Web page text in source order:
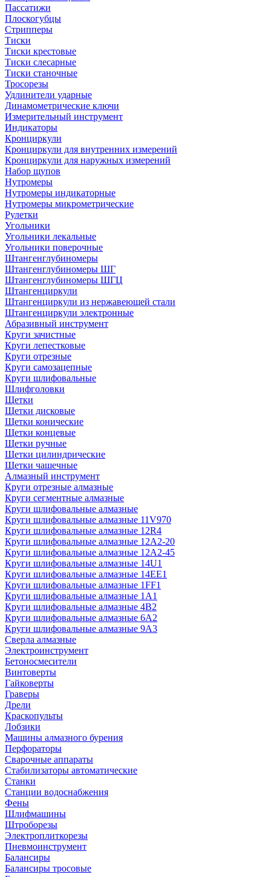
Пассатижи
Плоскогубцы
Стрипперы
Тиски
Тиски крестовые
Тиски слесарные
Тиски станочные
Тросорезы
Удлинители ударные
Динамометрические ключи
Измерительный инструмент
Индикаторы
Кронциркули
Кронциркули для внутренних измерений
Кронциркули для наружных измерений
Набор щупов
Нутромеры
Нутромеры индикаторные
Нутромеры микрометрические
Рулетки
Угольники
Угольники лекальные
Угольники поверочные
Штангенглубиномеры
Штангенглубиномеры ШГ
Штангенглубиномеры ШГЦ
Штангенциркули
Штангенциркули из нержавеющей стали
Штангенциркули электронные
Абразивный инструмент
Круги зачистные
Круги лепестковые
Круги отрезные
Круги самозацепные
Круги шлифовальные
Шлифголовки
Щетки
Щетки дисковые
Щетки конические
Щетки концевые
Щетки ручные
Щетки цилиндрические
Щетки чашечные
Алмазный инструмент
Круги отрезные алмазные
Круги сегментные алмазные
Круги шлифовальные алмазные
Круги шлифовальные алмазные 11V970
Круги шлифовальные алмазные 12R4
Круги шлифовальные алмазные 12А2-20
Круги шлифовальные алмазные 12А2-45
Круги шлифовальные алмазные 14U1
Круги шлифовальные алмазные 14ЕЕ1
Круги шлифовальные алмазные 1FF1
Круги шлифовальные алмазные 1А1
Круги шлифовальные алмазные 4В2
Круги шлифовальные алмазные 6A2
Круги шлифовальные алмазные 9А3
Сверла алмазные
Электроинструмент
Бетоносмесители
Винтоверты
Гайковерты
Граверы
Дрели
Краскопульты
Лобзики
Машины алмазного бурения
Перфораторы
Сварочные аппараты
Стабилизаторы автоматические
Станки
Станции водоснабжения
Фены
Шлифмашины
Штроборезы
Электроплиткорезы
Пневмоинструмент
Балансиры
Балансиры тросовые